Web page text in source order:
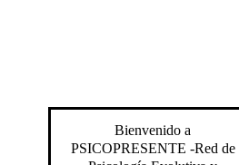
Bienvenido a
PSICOPRESENTE -Red de